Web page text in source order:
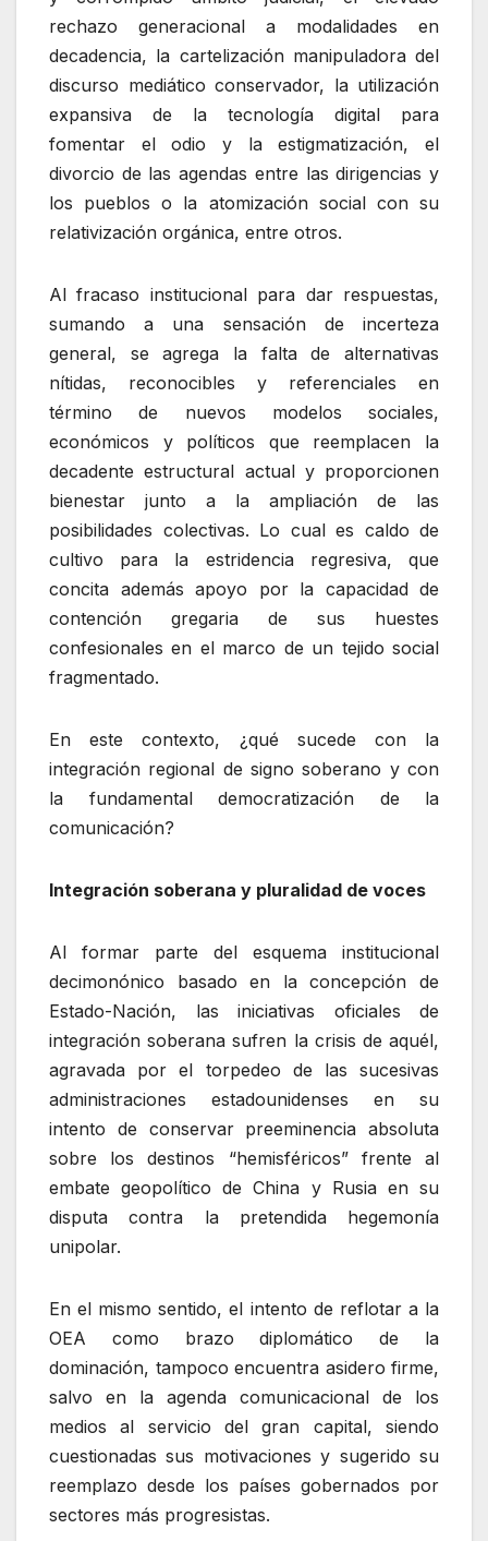
rechazo generacional a modalidades en
decadencia, la cartelización manipuladora del
discurso mediático conservador, la utilización
expansiva de la tecnología digital para
fomentar el odio y la estigmatización, el
divorcio de las agendas entre las dirigencias y
los pueblos o la atomización social con su
relativización orgánica, entre otros.
Al fracaso institucional para dar respuestas,
sumando a una sensación de incerteza
general, se agrega la falta de alternativas
nítidas, reconocibles y referenciales en
término de nuevos modelos sociales,
económicos y políticos que reemplacen la
decadente estructural actual y proporcionen
bienestar junto a la ampliación de las
posibilidades colectivas. Lo cual es caldo de
cultivo para la estridencia regresiva, que
concita además apoyo por la capacidad de
contención gregaria de sus huestes
confesionales en el marco de un tejido social
fragmentado.
En este contexto, ¿qué sucede con la
integración regional de signo soberano y con
la fundamental democratización de la
comunicación?
Integración soberana y pluralidad de voces
Al formar parte del esquema institucional
decimonónico basado en la concepción de
Estado-Nación, las iniciativas oficiales de
integración soberana sufren la crisis de aquél,
agravada por el torpedeo de las sucesivas
administraciones estadounidenses en su
intento de conservar preeminencia absoluta
sobre los destinos “hemisféricos” frente al
embate geopolítico de China y Rusia en su
disputa contra la pretendida hegemonía
unipolar.
En el mismo sentido, el intento de reflotar a la
OEA como brazo diplomático de la
dominación, tampoco encuentra asidero firme,
salvo en la agenda comunicacional de los
medios al servicio del gran capital, siendo
cuestionadas sus motivaciones y sugerido su
reemplazo desde los países gobernados por
sectores más progresistas.